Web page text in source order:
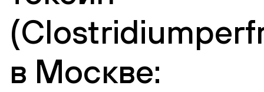
в Москве: